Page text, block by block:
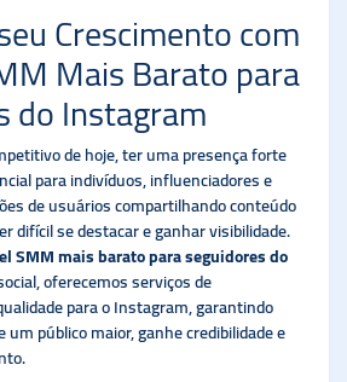
Crescimento com
Mais Barato para
do Instagram
de hoje, ter uma presença forte
para indivíduos, influenciadores e
de usuários compartilhando conteúdo
difícil se destacar e ganhar visibilidade.
SMM mais barato para seguidores do
oferecemos serviços de
para o Instagram, garantindo
público maior, ganhe credibilidade e